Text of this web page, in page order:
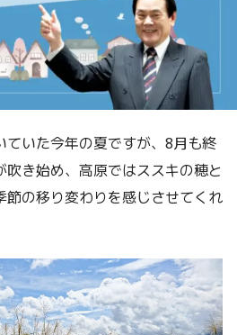
いた今年の夏ですが、8月も終
き始め、高原ではススキの穂と
節の移り変わりを感じさせてくれ